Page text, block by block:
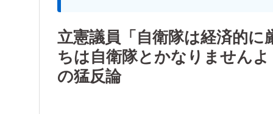
立憲議員「自衛隊は経済的
ちは自衛隊とかなりません
の猛反論